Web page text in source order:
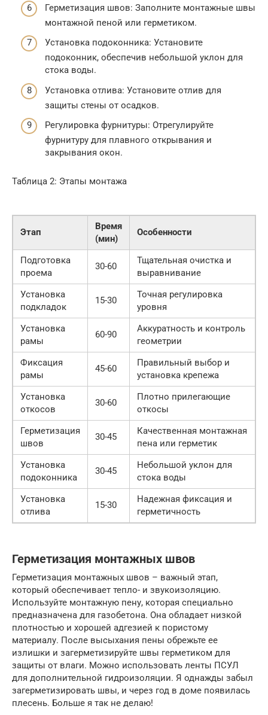
Герметизация швов: Заполните монтажные швы
монтажной пеной или герметиком.
Установка подоконника: Установите
подоконник, обеспечив небольшой уклон для
стока воды.
Установка отлива: Установите отлив для
защиты стены от осадков.
Регулировка фурнитуры: Отрегулируйте
фурнитуру для плавного открывания и
закрывания окон.
Таблица 2: Этапы монтажа
Этап
Время
(мин)
Особенности
Подготовка
проема
30-60
Тщательная очистка и
выравнивание
Установка
подкладок
15-30
Точная регулировка
уровня
Установка
рамы
60-90
Аккуратность и контроль
геометрии
Фиксация
рамы
45-60
Правильный выбор и
установка крепежа
Установка
откосов
30-60
Плотно прилегающие
откосы
Герметизация
швов
30-45
Качественная монтажная
пена или герметик
Установка
подоконника
30-45
Небольшой уклон для
стока воды
Установка
отлива
15-30
Надежная фиксация и
герметичность
Герметизация монтажных швов
Герметизация монтажных швов – важный этап,
который обеспечивает тепло- и звукоизоляцию.
Используйте монтажную пену, которая специально
предназначена для газобетона. Она обладает низкой
плотностью и хорошей адгезией к пористому
материалу. После высыхания пены обрежьте ее
излишки и загерметизируйте швы герметиком для
защиты от влаги. Можно использовать ленты ПСУЛ
для дополнительной гидроизоляции. Я однажды забыл
загерметизировать швы, и через год в доме появилась
плесень. Больше я так не делаю!